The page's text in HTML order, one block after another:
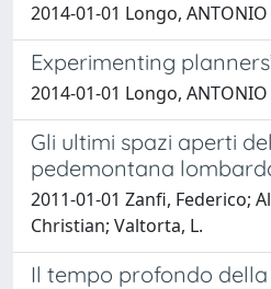
2014-01-01 Longo,
Experimenting
2014-01-01 Longo,
Gli ultimi spazi aperti
pedemontana
2011-01-01 Zanfi, Federico;
Christian; Valtorta, L.
Il tempo profondo